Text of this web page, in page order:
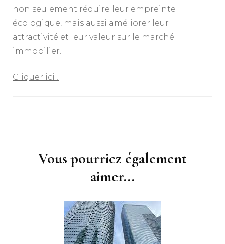
non seulement réduire leur empreinte
écologique, mais aussi améliorer leur
attractivité et leur valeur sur le marché
immobilier.
Cliquer ici !
Vous pourriez également
aimer...